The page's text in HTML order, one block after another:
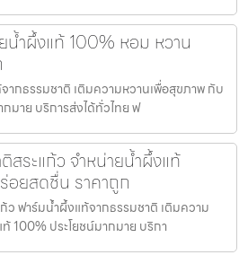
น้ำผึ้งแท้ 100% หอม หวาน
กธรรมชาติ เติมความหวานเพื่อสุขภาพ กับ
มาย บริการส่งได้ทั่วไทย ฟ
สระแก้ว จำหน่ายน้ำผึ้งแท้
อยสดชื่น ราคาถูก
ว ฟาร์มน้ำผึ้งแท้จากธรรมชาติ เติมความ
100% ประโยชน์มากมาย บริกา